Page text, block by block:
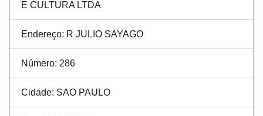
E CULTURA LTDA
Endereço: R JULIO SAYAGO
Número: 286
Cidade: SAO PAULO